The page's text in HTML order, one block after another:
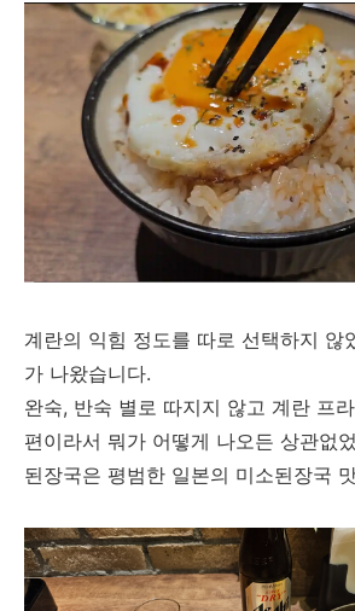
계란의 익힘 정도를 따로 선택하지 않
가 나왔습니다.
완숙, 반숙 별로 따지지 않고 계란 프
편이라서 뭐가 어떻게 나오든 상관없
된장국은 평범한 일본의 미소된장국